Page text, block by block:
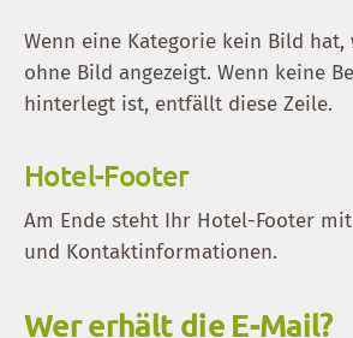
Wenn eine Kategorie kein Bild
ohne Bild angezeigt. Wenn keine
hinterlegt ist, entfällt diese Zeile.
Hotel-Footer
Am Ende steht Ihr Hotel-Footer
und Kontaktinformationen.
Wer erhält die E-Mail?